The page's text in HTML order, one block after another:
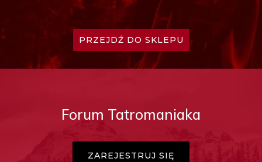
PRZEJDŹ DO SKLEPU
Forum Tatromaniaka
ZAREJESTRUJ SIĘ